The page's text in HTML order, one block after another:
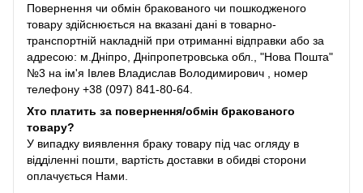
Повернення чи обмін бракованого чи пошкодженого
товару здійснюється на вказані дані в товарно-
транспортній накладній при отриманні відправки або за
адресою: м.Дніпро, Дніпропетровська обл., "Нова Пошта"
№3 на ім'я Івлев Владислав Володимирович , номер
телефону +38 (097) 841-80-64.
Хто платить за повернення/обмін бракованого
товару?
У випадку виявлення браку товару під час огляду в
відділенні пошти, вартість доставки в обидві сторони
оплачується Нами.